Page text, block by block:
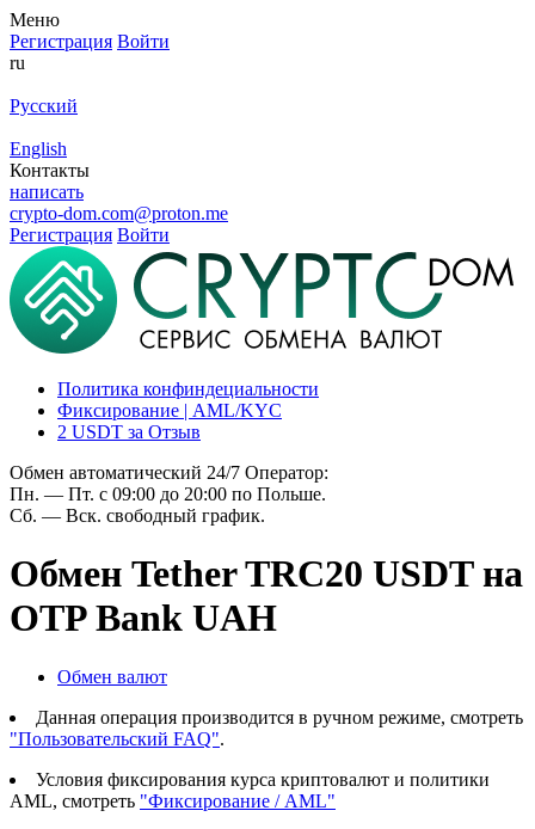
Меню
Регистрация Войти
ru
Русский
English
Контакты
написать
crypto-dom.com@proton.me
Регистрация Войти
Политика конфиндециальности
Фиксирование | AML/KYC
2 USDT за Отзыв
Обмен автоматический 24/7 Оператор:
Пн. — Пт. с 09:00 до 20:00 по Польше.
Сб. — Вск. свободный график.
Обмен Tether TRC20 USDT на
OTP Bank UAH
Обмен валют
Данная операция производится в ручном режиме, смотреть
"Пользовательский FAQ".
Условия фиксирования курса криптовалют и политики
AML, смотреть "Фиксирование / AML"